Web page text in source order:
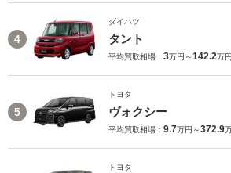
4
ダイハツ
タント
平均買取相場： 3万円～142.2万円
5
トヨタ
ヴォクシー
平均買取相場： 9.7万円～372.9
トヨタ